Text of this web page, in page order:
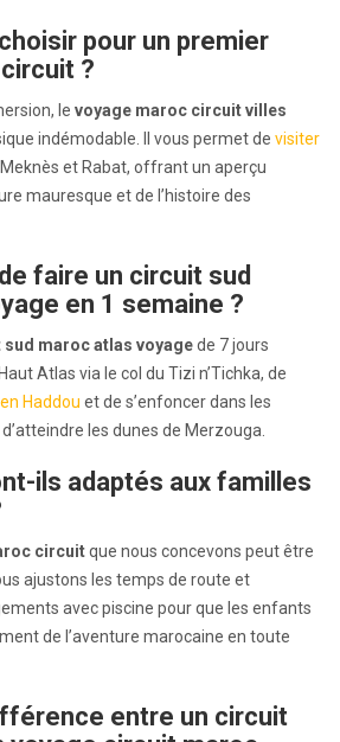
pour un premier
?
le voyage maroc circuit villes
indémodable. Il vous permet de visiter
Meknès et Rabat, offrant un aperçu
mauresque et de l’histoire des
faire un circuit sud
en 1 semaine ?
maroc atlas voyagede 7 jours
Atlas via le col du Tizi n’Tichka, de
Haddou et de s’enfoncer dans les
les dunes de Merzouga.
ils adaptés aux familles
circuitque nous concevons peut être
ajustons les temps de route et
avec piscine pour que les enfants
de l’aventure marocaine en toute
entre un circuit